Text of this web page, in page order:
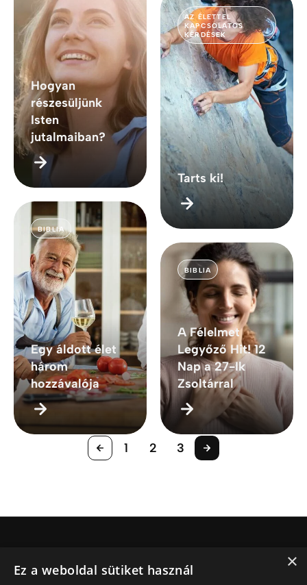
Hogyan
részesüljünk
Isten
jutalmaiban?
AZ ÉLETTEL
KAPCSOLATOS
KÉRDÉSEK
Tarts ki!
BIBLIA
Egy áldott élet
három
hozzávalója
BIBLIA
A Félelmet
Legyőző Hit! 12
Nap a 27-Ik
Zsoltárral
1 2 3
Ki Jesus.net?
×
Ez a weboldal sütiket használ